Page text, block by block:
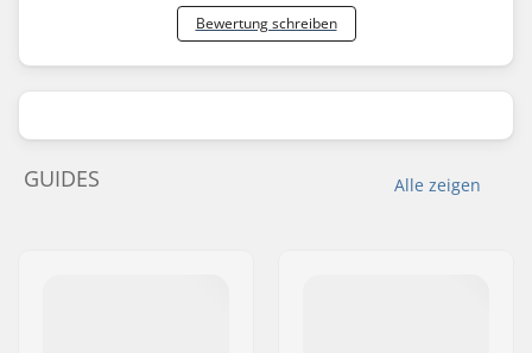
Bewertung schreiben
Alle zeigen
GUIDES